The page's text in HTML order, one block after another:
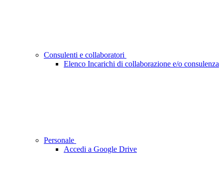
Consulenti e collaboratori
Elenco Incarichi di collaborazione e/o consulenza
Personale
Accedi a Google Drive